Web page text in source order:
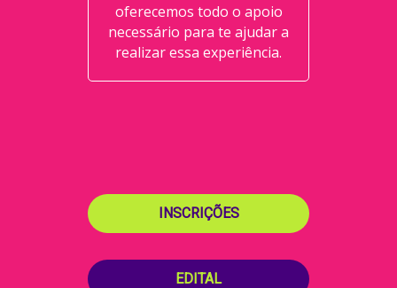
oferecemos todo o apoio
necessário para te ajudar a
realizar essa experiência.
INSCRIÇÕES
EDITAL